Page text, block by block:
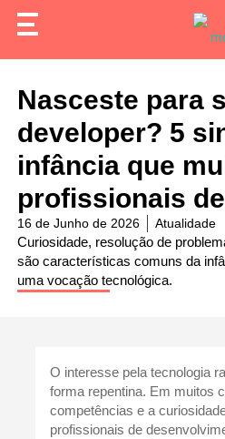
Nasceste para
developer? 5
infância que
profissionais
16 de Junho de 2026 Atualidade
Curiosidade, resolução de
são características comuns da
uma vocação tecnológica.
O interesse pela tecnologia
forma repentina. Em muitos
competências e a
profissionais de